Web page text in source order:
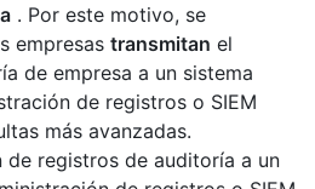
. Por este motivo, se
empresas transmitan el
de empresa a un sistema
de registros o SIEM
más avanzadas.
de registros de auditoría a un